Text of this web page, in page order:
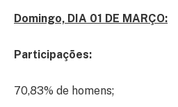
Domingo, DIA 01 DE MARÇO:
Participações:
70,83% de homens;